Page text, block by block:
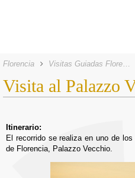
Florencia Visitas Guiadas Florencia
Visita al Palazzo
Itinerario:
El recorrido se realiza en uno de
de Florencia, Palazzo Vecchio.